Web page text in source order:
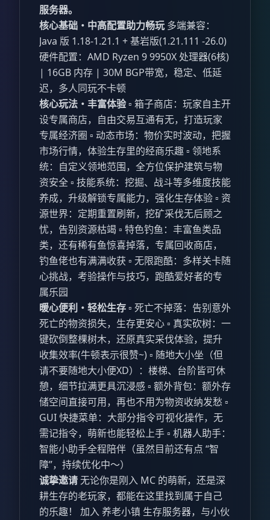
服务器。
核心基础・中高配置助力畅玩多端兼容：
Java 版 1.18-1.21.1 + 基岩版(1.21.111 -26.0)
硬件配置：AMD Ryzen 9 9950X 处理器(6核)
| 16GB 内存 | 30M BGP带宽，稳定、低延
迟，多人同玩不卡顿
核心玩法・丰富体验▫️ 箱子商店：玩家自主开
设专属商店，自由交易互通有无，打造玩家
专属经济圈 ▫️ 动态市场：物价实时波动，把握
市场行情，体验生存里的经商乐趣 ▫️ 领地系
统：自定义领地范围，全方位保护建筑与物
资安全 ▫️ 技能系统：挖掘、战斗等多维度技能
养成，升级解锁专属能力，强化生存体验 ▫️ 资
源世界：定期重置刷新，挖矿采伐无后顾之
忧，告别资源枯竭 ▫️ 特色钓鱼：丰富鱼类品
类，还有稀有鱼惊喜掉落，专属回收商店，
钓鱼佬也有满满收获 ▫️ 无限跑酷：多样关卡随
心挑战，考验操作与技巧，跑酷爱好者的专
属乐园
暖心便利・轻松生存▫️ 死亡不掉落：告别意外
死亡的物资损失，生存更安心 ▫️ 真实砍树：一
键砍倒整棵树木，还原真实采伐体验，提升
收集效率(牛顿表示很赞~) ▫️ 随地大小坐（但
请不要随地大小便XD）：楼梯、台阶皆可休
憩，细节拉满更具沉浸感 ▫️ 额外背包：额外存
储空间直接可用，再也不用为物资收纳发愁 ▫️
GUI 快捷菜单：大部分指令可视化操作，无
需记指令，萌新也能轻松上手 ▫️ 机器人助手：
智能小助手全程陪伴（虽然目前还有点 “智
障”，持续优化中～）
诚挚邀请无论你是刚入 MC 的萌新，还是深
耕生存的老玩家，都能在这里找到属于自己
的乐趣！ 加入 养老小镇 生存服务器，与小伙